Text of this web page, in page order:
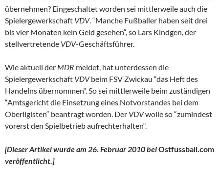
übernehmen? Eingeschaltet worden sei mittlerweile auch die
Spielergewerkschaft VDV. “Manche Fußballer haben seit drei
bis vier Monaten kein Geld gesehen“, so Lars Kindgen, der
stellvertretende VDV-Geschäftsführer.
Wie aktuell der MDR meldet, hat unterdessen die
Spielergewerkschaft VDVbeim FSV Zwickau “das Heft des
Handelns übernommen“. So sei mittlerweile beim zuständigen
“Amtsgericht die Einsetzung eines Notvorstandes bei dem
Oberligisten“ beantragt worden. Der VDVwolle so “zumindest
vorerst den Spielbetrieb aufrechterhalten“.
[Dieser Artikel wurde am 26. Februar 2010 beiOstfussball.com
veröffentlicht.]